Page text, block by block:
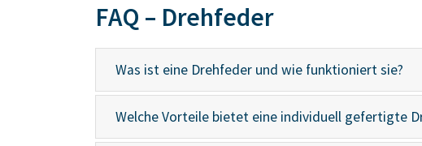
FAQ – Drehfeder
Was ist eine Drehfeder und wie funktioniert sie?
Welche Vorteile bietet eine individuell gefertigte